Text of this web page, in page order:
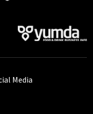
Media